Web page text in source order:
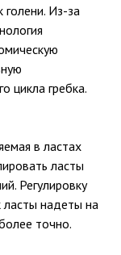
Из-за
цикла гребка.
в ластах
ласты
Регулировку
ласты надеты на
точно.